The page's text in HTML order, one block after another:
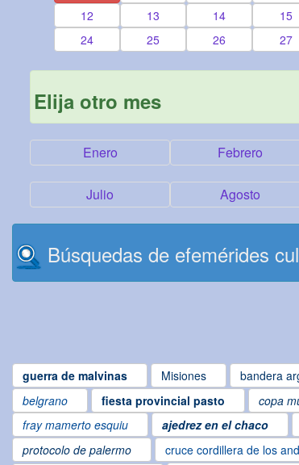
12
13 14 15
24
25 26 27
Elija otro mes
Enero Febrero
Julio Agosto
Búsquedas de efemérides
guerra de malvinas Misiones bandera
belgrano fiesta provincial pasto copa
fray mamerto esquiu
ajedrez en el chaco
protocolo de palermo
cruce cordillera de los